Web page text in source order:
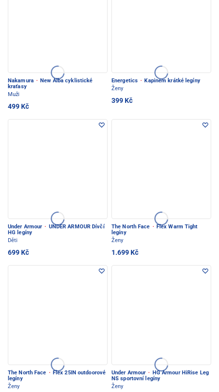
Nakamura · New Alba cyklistické
kraťasy
Muži
499 Kč
Energetics · Kapinem krátké legíny
Ženy
399 Kč
Under Armour · UNDER ARMOUR Dívčí
HG legíny
Děti
699 Kč
The North Face · Flex Warm Tight
legíny
Ženy
1.699 Kč
The North Face · Flex 25IN outdoorové
legíny
Ženy
Under Armour ·
HG Armour HiRise Leg
NS sportovní legíny
Ženy